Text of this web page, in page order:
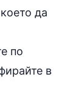
да
по
в